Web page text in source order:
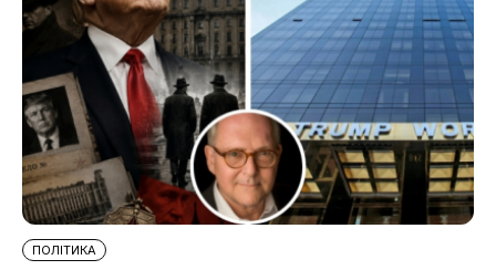
ПОЛІТИКА